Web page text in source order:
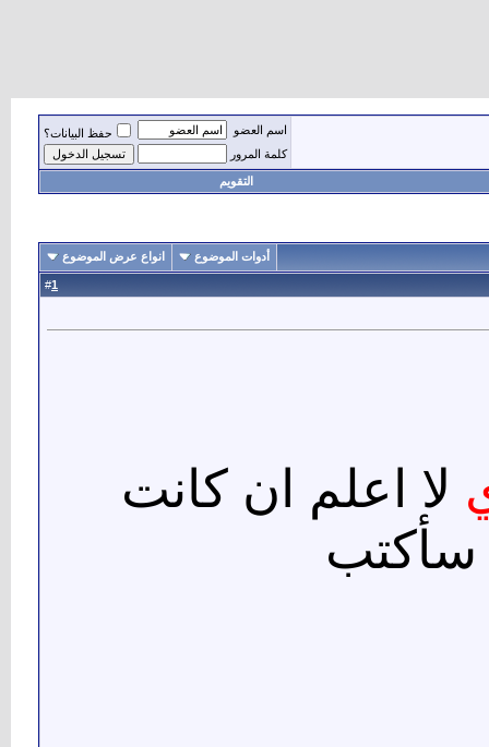
اسم العضو
حفظ البيانات؟
كلمة المرور
التقويم
أدوات الموضوع انواع عرض الموضوع
1
لا اعلم ان كانت
سأكتب